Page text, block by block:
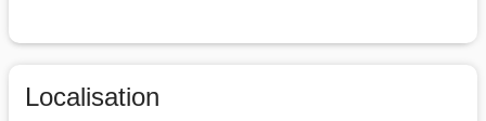
Localisation